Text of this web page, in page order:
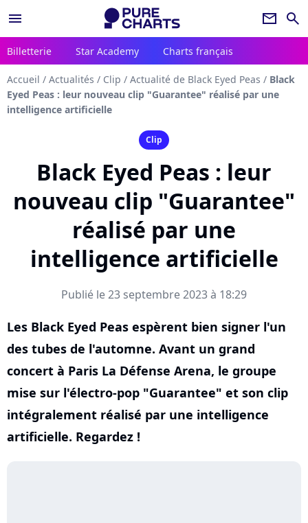
menu newsletter search
Billetterie Star Academy Charts français
Accueil / Actualités / Clip / Actualité de Black Eyed Peas / Black
Eyed Peas : leur nouveau clip "Guarantee" réalisé par une
intelligence artificielle
Clip
Black Eyed Peas : leur
nouveau clip "Guarantee"
réalisé par une
intelligence artificielle
Publié le 23 septembre 2023 à 18:29
Les Black Eyed Peas espèrent bien signer l'un
des tubes de l'automne. Avant un grand
concert à Paris La Défense Arena, le groupe
mise sur l'électro-pop "Guarantee" et son clip
intégralement réalisé par une intelligence
artificielle. Regardez !